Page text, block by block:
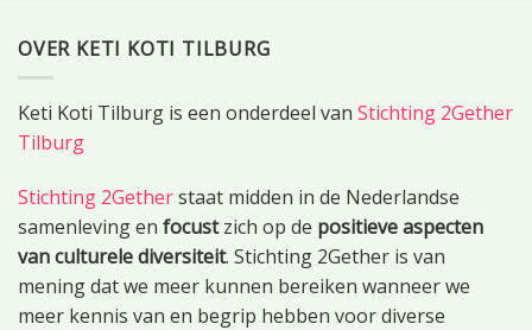
OVER KETI KOTI TILBURG
Keti Koti Tilburg is een onderdeel van Stichting 2Gether
Tilburg
Stichting 2Getherstaat midden in de Nederlandse
samenleving en focustzich op de positieve aspecten
van culturele diversiteit. Stichting 2Gether is van
mening dat we meer kunnen bereiken wanneer we
meer kennis van en begrip hebben voor diverse